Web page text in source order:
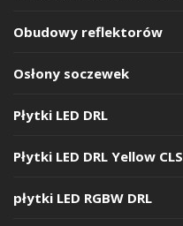
Obudowy reflektorów
Osłony soczewek
Płytki LED DRL
Płytki LED DRL Yellow CLS
płytki LED RGBW DRL